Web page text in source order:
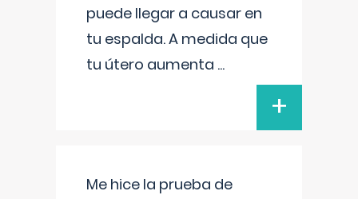
puede llegar a causar en
tu espalda. A medida que
tu útero aumenta ...
+
Me hice la prueba de